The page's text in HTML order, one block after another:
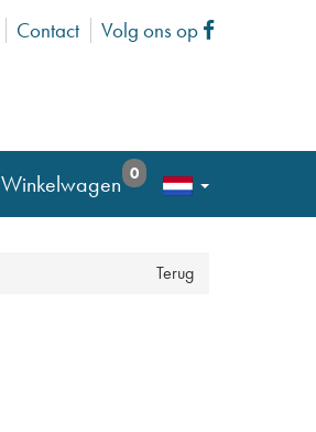
Contact Volg ons op Facebook
Winkelwagen 0
Terug